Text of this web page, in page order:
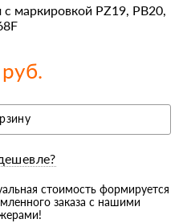
маркировкой PZ19, PB20,
стоимость формируется
заказа с нашими